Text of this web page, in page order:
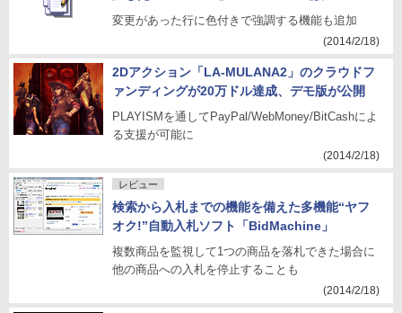
変更があった行に色付きで強調する機能も追加
(2014/2/18)
2Dアクション「LA-MULANA2」のクラウドフ
ァンディングが20万ドル達成、デモ版が公開
PLAYISMを通してPayPal/WebMoney/BitCashによ
る支援が可能に
(2014/2/18)
レビュー
検索から入札までの機能を備えた多機能“ヤフ
オク!”自動入札ソフト「BidMachine」
複数商品を監視して1つの商品を落札できた場合に
他の商品への入札を停止することも
(2014/2/18)